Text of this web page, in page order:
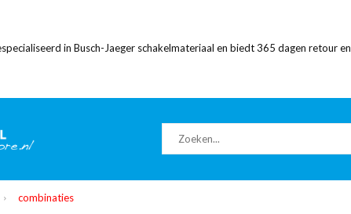
in Busch-Jaeger schakelmateriaal en biedt 365 dagen retour
combinaties